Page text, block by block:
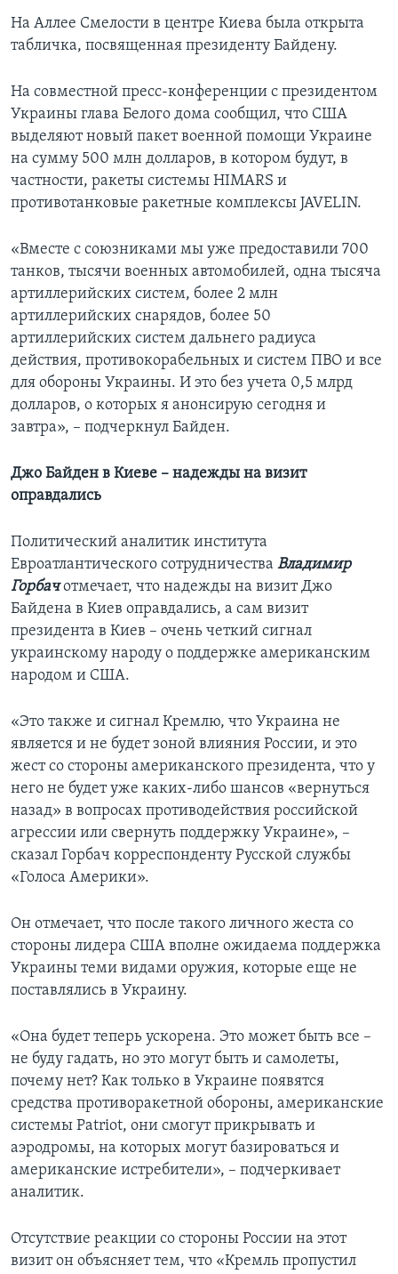
На Аллее Смелости в центре Киева была открыта
табличка, посвященная президенту Байдену.
На совместной пресс-конференции с президентом
Украины глава Белого дома сообщил, что CША
выделяют новый пакет военной помощи Украине
на сумму 500 млн долларов, в котором будут, в
частности, ракеты системы HIMARS и
противотанковые ракетные комплексы JAVELIN.
«Вместе с союзниками мы уже предоставили 700
танков, тысячи военных автомобилей, одна тысяча
артиллерийских систем, более 2 млн
артиллерийских снарядов, более 50
артиллерийских систем дальнего радиуса
действия, противокорабельных и систем ПВО и все
для обороны Украины. И это без учета 0,5 млрд
долларов, о которых я анонсирую сегодня и
завтра», – подчеркнул Байден.
Джо Байден в Киеве – надежды на визит
оправдались
Политический аналитик института
Евроатлантического сотрудничества Владимир
Горбачотмечает, что надежды на визит Джо
Байдена в Киев оправдались, а сам визит
президента в Киев – очень четкий сигнал
украинскому народу о поддержке американским
народом и США.
«Это также и сигнал Кремлю, что Украина не
является и не будет зоной влияния России, и это
жест со стороны американского президента, что у
него не будет уже каких-либо шансов «вернуться
назад» в вопросах противодействия российской
агрессии или свернуть поддержку Украине», –
сказал Горбач корреспонденту Русской службы
«Голоса Америки».
Он отмечает, что после такого личного жеста со
стороны лидера США вполне ожидаема поддержка
Украины теми видами оружия, которые еще не
поставлялись в Украину.
«Она будет теперь ускорена. Это может быть все –
не буду гадать, но это могут быть и самолеты,
почему нет? Как только в Украине появятся
средства противоракетной обороны, американские
системы Patriot, они смогут прикрывать и
аэродромы, на которых могут базироваться и
американские истребители», – подчеркивает
аналитик.
Отсутствие реакции со стороны России на этот
визит он объясняет тем, что «Кремль пропустил